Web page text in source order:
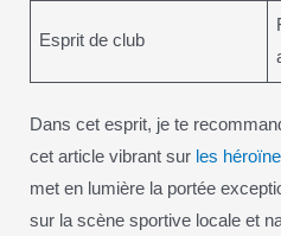
Esprit de club
Dans cet esprit, je te
cet article vibrant sur les
met en lumière la portée
sur la scène sportive locale et